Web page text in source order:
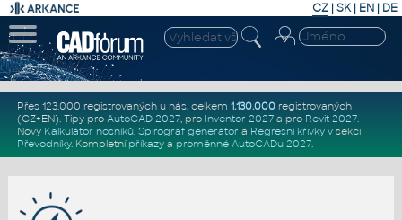
CZ | SK| EN | DE
Přes 123.000 registrovaných u nás, celkem 1.130.000registrovaných
(CZ+EN). Tipy pro AutoCAD 2027, pro Inventor 2027a pro Revit 2027.
Nový Kalkulátor nosníků, Spirograf generátor a Regresní křivkyv sekci
Převodníky. Kompletní příkazya proměnné AutoCADu 2027.